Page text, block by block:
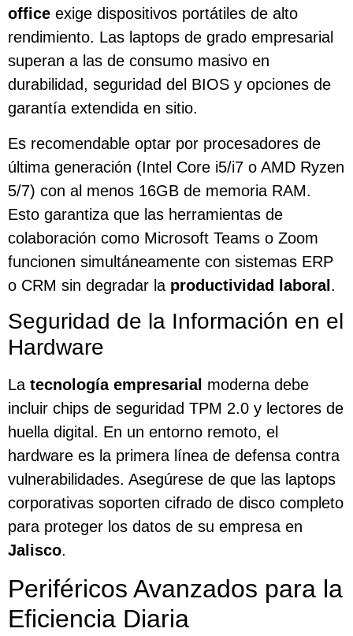
office exige dispositivos portátiles de alto
rendimiento. Las laptops de grado empresarial
superan a las de consumo masivo en
durabilidad, seguridad del BIOS y opciones de
garantía extendida en sitio.
Es recomendable optar por procesadores de
última generación (Intel Core i5/i7 o AMD Ryzen
5/7) con al menos 16GB de memoria RAM.
Esto garantiza que las herramientas de
colaboración como Microsoft Teams o Zoom
funcionen simultáneamente con sistemas ERP
o CRM sin degradar la productividad laboral .
Seguridad de la Información en el
Hardware
La tecnología empresarial moderna debe
incluir chips de seguridad TPM 2.0 y lectores de
huella digital. En un entorno remoto, el
hardware es la primera línea de defensa contra
vulnerabilidades. Asegúrese de que las laptops
corporativas soporten cifrado de disco completo
para proteger los datos de su empresa en
Jalisco.
Periféricos Avanzados para la
Eficiencia Diaria